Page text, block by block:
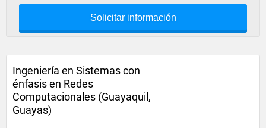
Solicitar información
Ingeniería en Sistemas con
énfasis en Redes
Computacionales (Guayaquil,
Guayas)